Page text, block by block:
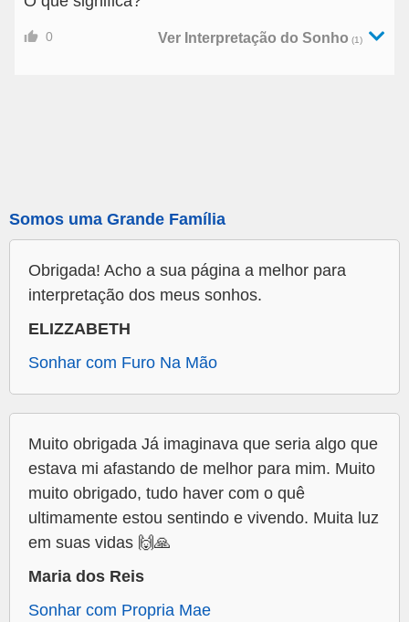
0 Ver Interpretação do Sonho (1)
Somos uma Grande Família
Obrigada! Acho a sua página a melhor para
interpretação dos meus sonhos.
ELIZZABETH
Sonhar com Furo Na Mão
Muito obrigada Já imaginava que seria algo que
estava mi afastando de melhor para mim. Muito
muito obrigado, tudo haver com o quê
ultimamente estou sentindo e vivendo. Muita luz
em suas vidas 🙌🙏
Maria dos Reis
Sonhar com Propria Mae